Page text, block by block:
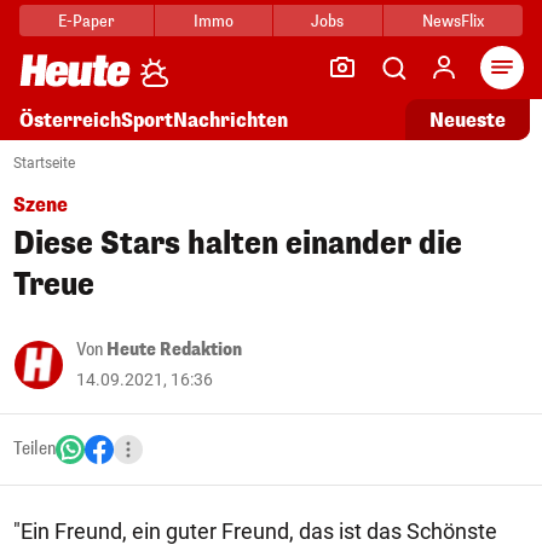
E-Paper Immo Jobs NewsFlix
ÖsterreichSportNachrichten Neueste
Startseite
Szene
Diese Stars halten einander die
Treue
Von Heute Redaktion
14.09.2021, 16:36
Teilen
"Ein Freund, ein guter Freund, das ist das Schönste